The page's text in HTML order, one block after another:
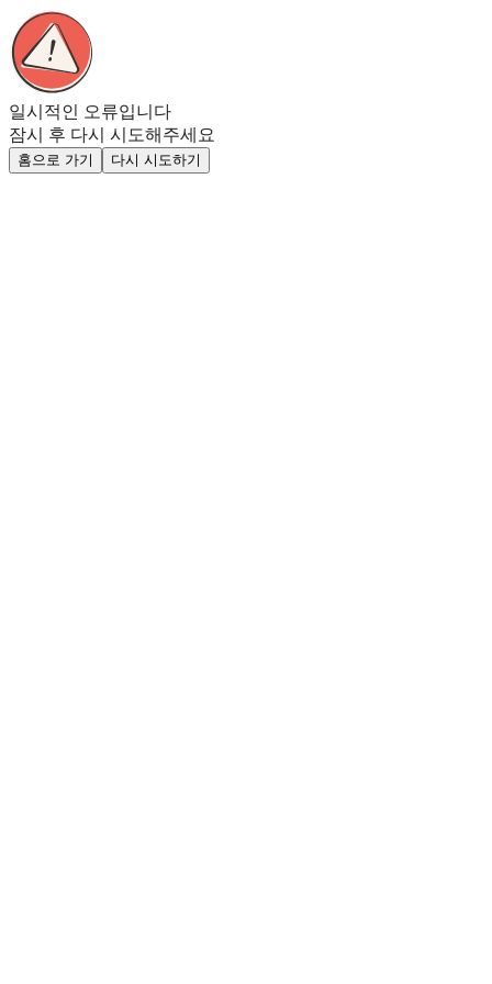
일시적인 오류입니다
잠시 후 다시 시도해주세요
홈으로 가기 다시 시도하기